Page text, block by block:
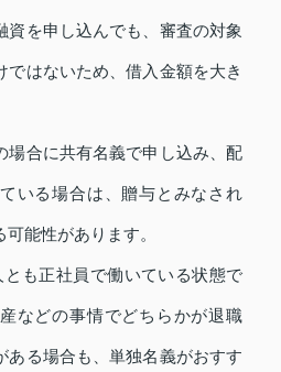
資を申し込んでも、審査の対象
ではないため、借入金額を大き
場合に共有名義で申し込み、配
いる場合は、贈与とみなされ
能性があります。
も正社員で働いている状態で
などの事情でどちらかが退職
ある場合も、単独名義がおすす